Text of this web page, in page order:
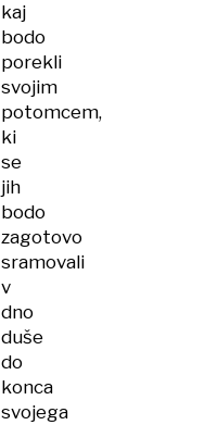
kaj
bodo
porekli
svojim
potomcem,
ki
se
jih
bodo
zagotovo
sramovali
v
dno
duše
do
konca
svojega